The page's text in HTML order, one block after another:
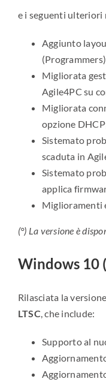
e i seguenti ulteriori
Aggiunto
Migliorata
Agile4PC su
Migliorata
opzione
Sistemato
scaduta in
Sistemato
applica
Miglioramenti
(°) La versione è
Windows 10
Rilasciata la versione
LTSC , che include:
Supporto al